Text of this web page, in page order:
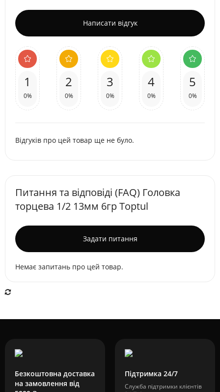
Написати відгук
1
0%
2
0%
3
0%
4
0%
5
0%
Відгуків про цей товар ще не було.
Питання та відповіді (FAQ) Головкa
торцева 1/2 13мм 6гр Toptul
Задати питання
Немає запитань про цей товар.
Безкоштовна доставка
на замовлення від
Підтримка 24/7
Служба підтримки клієнтів